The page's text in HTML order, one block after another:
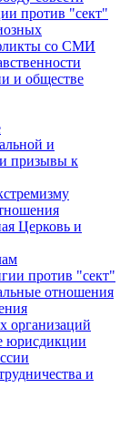
против "сект"
со СМИ
и обществе
и
призывы к
Церковь и
против "сект"
отношения
организаций
юрисдикции
и